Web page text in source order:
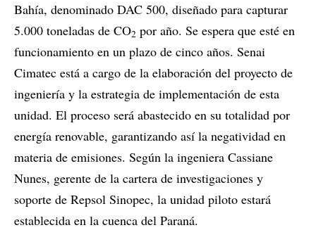
Bahía, denominado DAC 500, diseñado para capturar
5.000 toneladas de CO2 por año. Se espera que esté en
funcionamiento en un plazo de cinco años. Senai
Cimatec está a cargo de la elaboración del proyecto de
ingeniería y la estrategia de implementación de esta
unidad. El proceso será abastecido en su totalidad por
energía renovable, garantizando así la negatividad en
materia de emisiones. Según la ingeniera Cassiane
Nunes, gerente de la cartera de investigaciones y
soporte de Repsol Sinopec, la unidad piloto estará
establecida en la cuenca del Paraná.